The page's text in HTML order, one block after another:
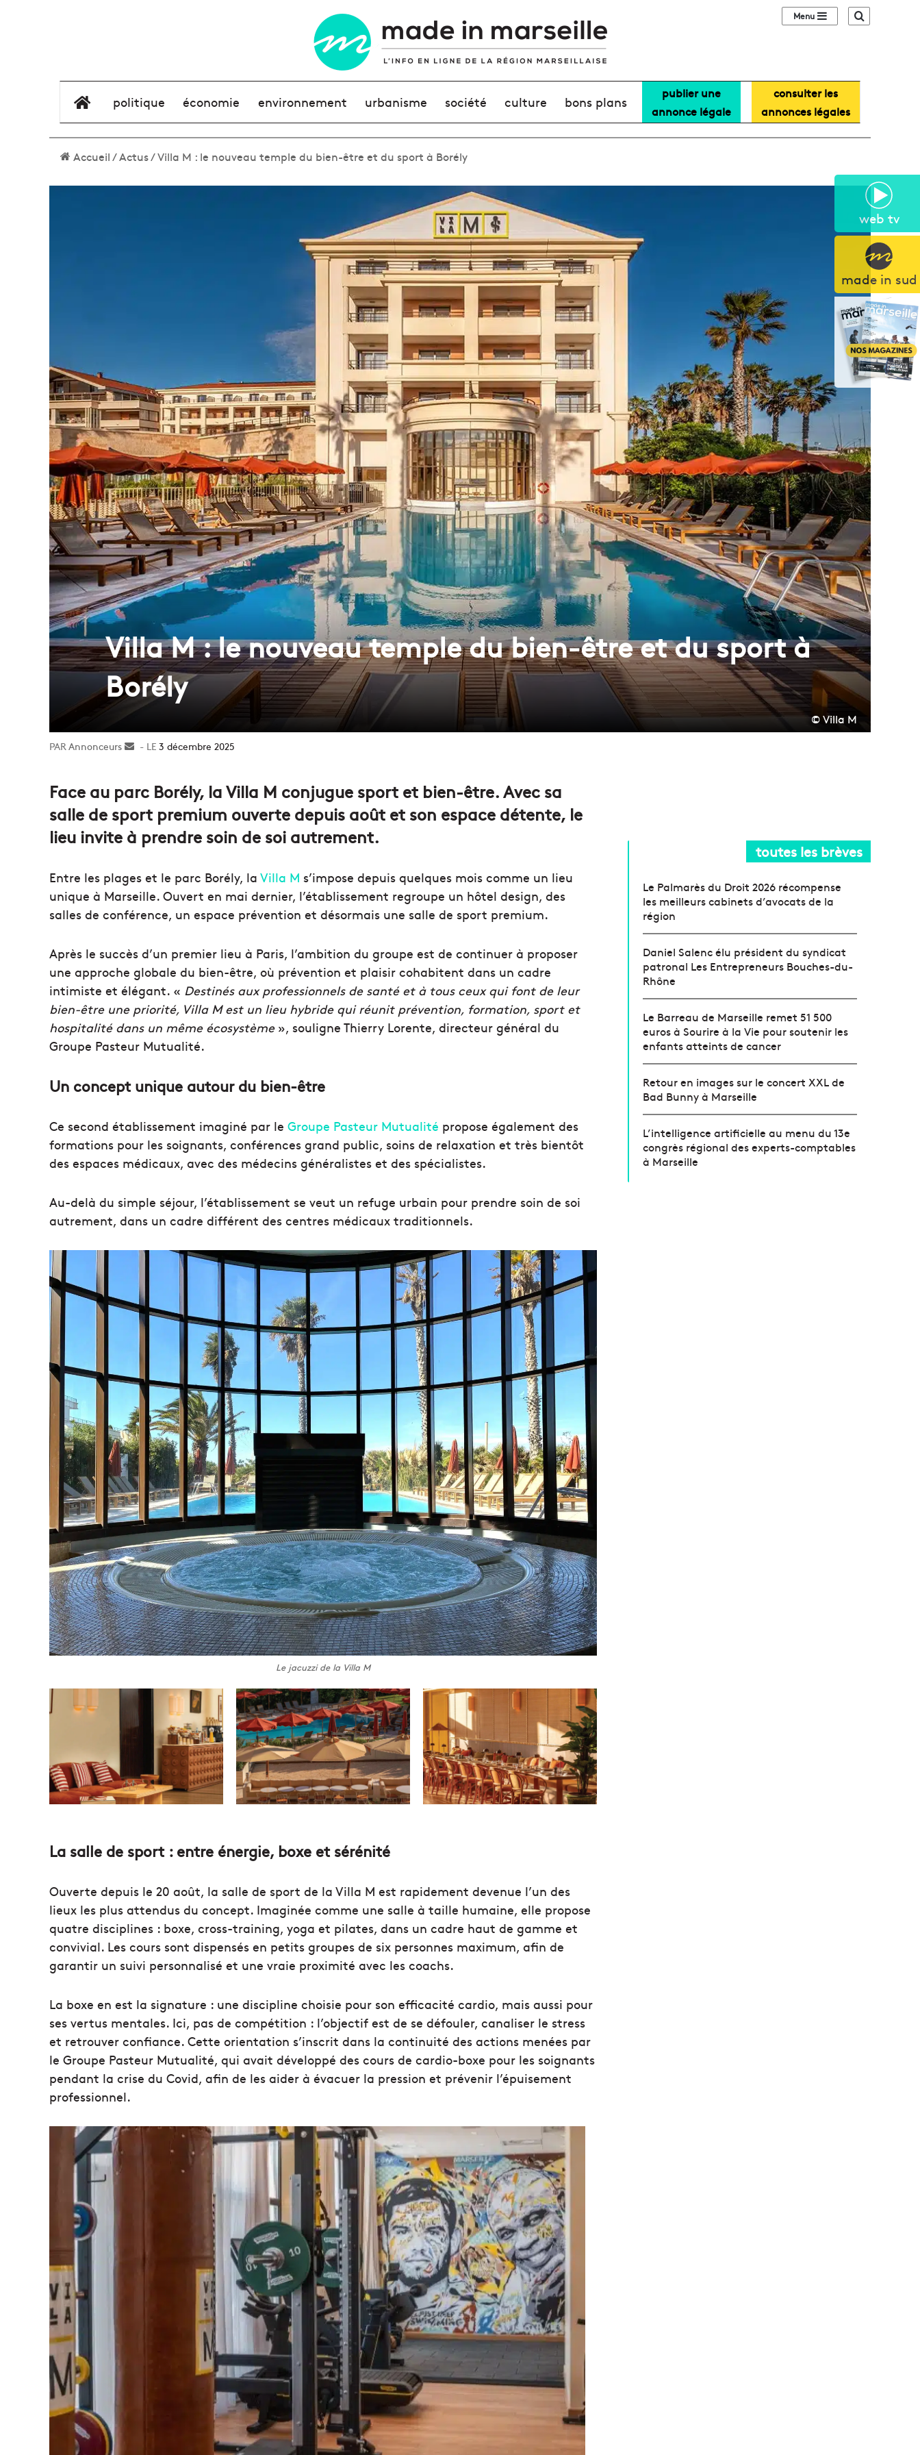
web tv
made in sud
Sidebar (barre
élément de menu
politique économie environnement urbanisme société culture bons plans
publier une
annonce légale
consulter les
annonces légales
Accueil/Actus/Villa M : le nouveau temple du bien-être et du sport à Borély
Villa M : le nouveau temple du bien-être et du sport à
Borély
© Villa M
Annonceurs
Envoyer3 décembre 2025
Face au parc Borély, la Villa M conjugue sport et bien-être. Avec sa
salle de sport premium ouverte depuis août et son espace détente, le
lieu invite à prendre soin de soi autrement.
Entre les plages et le parc Borély, la Villa M s’impose depuis quelques mois comme un lieu
unique à Marseille. Ouvert en mai dernier, l’établissement regroupe un hôtel design, des
salles de conférence, un espace prévention et désormais une salle de sport premium.
Après le succès d’un premier lieu à Paris, l’ambition du groupe est de continuer à proposer
une approche globale du bien-être, où prévention et plaisir cohabitent dans un cadre
intimiste et élégant. « Destinés aux professionnels de santé et à tous ceux qui font de leur
bien-être une priorité, Villa M est un lieu hybride qui réunit prévention, formation, sport et
hospitalité dans un même écosystème», souligne Thierry Lorente, directeur général du
Groupe Pasteur Mutualité.
Un concept unique autour du bien-être
Ce second établissement imaginé par le Groupe Pasteur Mutualité propose également des
formations pour les soignants, conférences grand public, soins de relaxation et très bientôt
des espaces médicaux, avec des médecins généralistes et des spécialistes.
Au-delà du simple séjour, l’établissement se veut un refuge urbain pour prendre soin de soi
autrement, dans un cadre différent des centres médicaux traditionnels.
Le jacuzzi de la Villa M
La salle de sport : entre énergie, boxe et sérénité
Ouverte depuis le 20 août, la salle de sport de la Villa M est rapidement devenue l’un des
lieux les plus attendus du concept. Imaginée comme une salle à taille humaine, elle propose
quatre disciplines : boxe, cross-training, yoga et pilates, dans un cadre haut de gamme et
convivial. Les cours sont dispensés en petits groupes de six personnes maximum, afin de
garantir un suivi personnalisé et une vraie proximité avec les coachs.
La boxe en est la signature : une discipline choisie pour son efficacité cardio, mais aussi pour
ses vertus mentales. Ici, pas de compétition : l’objectif est de se défouler, canaliser le stress
et retrouver confiance. Cette orientation s’inscrit dans la continuité des actions menées par
le Groupe Pasteur Mutualité, qui avait développé des cours de cardio-boxe pour les soignants
pendant la crise du Covid, afin de les aider à évacuer la pression et prévenir l’épuisement
professionnel.
toutes les brèves
Le Palmarès du Droit 2026 récompense
les meilleurs cabinets d’avocats de la
région
Daniel Salenc élu président du syndicat
patronal Les Entrepreneurs Bouches-du-
Rhône
Le Barreau de Marseille remet 51 500
euros à Sourire à la Vie pour soutenir les
enfants atteints de cancer
Retour en images sur le concert XXL de
Bad Bunny à Marseille
L’intelligence artificielle au menu du 13e
congrès régional des experts-comptables
à Marseille